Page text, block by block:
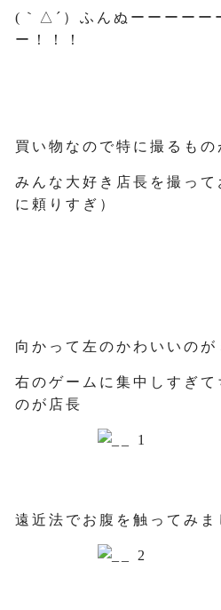
(｀△´）ふんぬーーーーー
ー！！！
買い物なので特に撮るも
みんな大好き店長を撮っ
に頼りすぎ）
向かって左のかわいいのが
右のゲームに集中しすぎ
のが店長
遠近法でお腹を触ってみま